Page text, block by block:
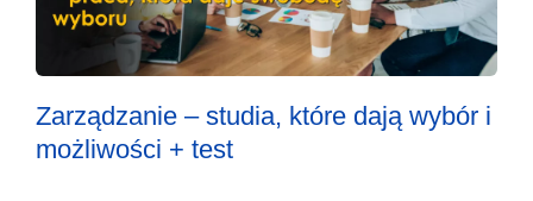
Zarządzanie – studia, które dają wybór i
możliwości + test